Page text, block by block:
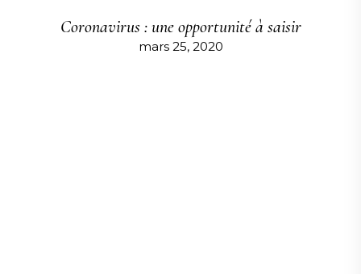
Coronavirus : une opportunité à saisir
mars 25, 2020